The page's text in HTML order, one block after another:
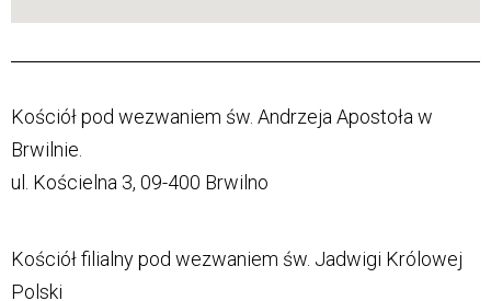
Kościół pod wezwaniem św. Andrzeja Apostoła w
Brwilnie.
ul. Kościelna 3, 09-400 Brwilno
Kościół filialny pod wezwaniem św. Jadwigi Królowej
Polski